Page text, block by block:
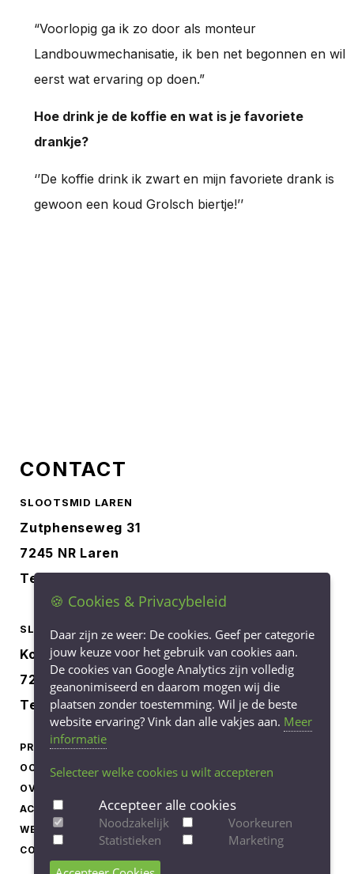
“Voorlopig ga ik zo door als monteur
Landbouwmechanisatie, ik ben net begonnen en wil
eerst wat ervaring op doen.”
Hoe drink je de koffie en wat is je favoriete
drankje?
‘’De koffie drink ik zwart en mijn favoriete drank is
gewoon een koud Grolsch biertje!’’
CONTACT
SLOOTSMID LAREN
Zutphenseweg 31
7245 NR Laren
Tel.
SLOOTSMID BORCULO
Korenbree 40a
7271 LH Borculo
Tel. 0545-745040
PRODUCTEN
OCCASIONS
OVER ONS
ACTUEEL
WERKEN BIJ
CONTACT
PRIVACY STATEMENT
COOKIE-INSTELLINGEN
AANPASSEN
🍪 Cookies & Privacybeleid
Daar zijn ze weer: De cookies. Geef per categorie
jouw keuze voor het gebruik van cookies aan.
De cookies van Google Analytics zijn volledig
geanonimiseerd en daarom mogen wij die
plaatsen zonder toestemming. Wil je de beste
website ervaring? Vink dan alle vakjes aan. Meer
informatie
Selecteer welke cookies u wilt accepteren
Accepteer alle cookies
Noodzakelijk
Voorkeuren
Statistieken
Marketing